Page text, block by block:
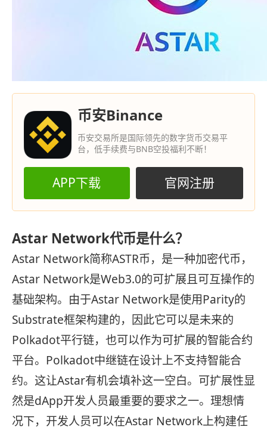
币安Binance
币安交易所是国际领先的数字货币交易平
台，低手续费与BNB空投福利不断！
APP下载 官网注册
Astar Network代币是什么？
Astar Network简称ASTR币，是一种加密代币，
Astar Network是Web3.0的可扩展且可互操作的
基础架构。由于Astar Network是使用Parity的
Substrate框架构建的，因此它可以是未来的
Polkadot平行链，也可以作为可扩展的智能合约
平台。Polkadot中继链在设计上不支持智能合
约。这让Astar有机会填补这一空白。可扩展性显
然是dApp开发人员最重要的要求之一。理想情
况下，开发人员可以在Astar Network上构建任